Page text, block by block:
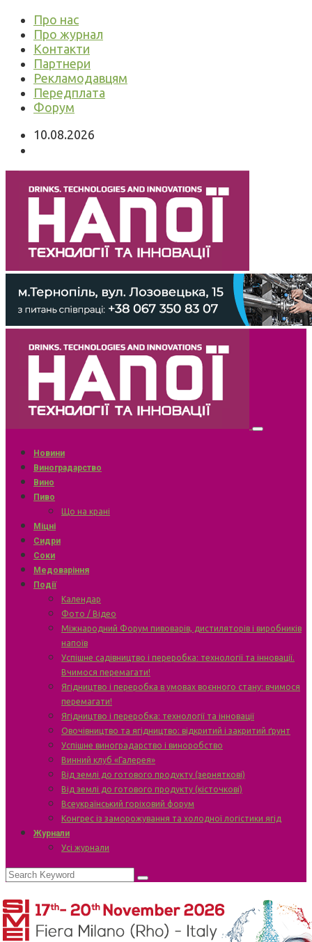
Про нас
Про журнал
Контакти
Партнери
Рекламодавцям
Передплата
Форум
10.08.2026
Новини
Виноградарство
Вино
Пиво
Що на крані
Міцні
Сидри
Соки
Медоваріння
Події
Календар
Фото / Відео
Міжнародний Форум пивоварів, дистиляторів і виробників
напоїв
Успішне садівництво і переробка: технології та інновації.
Вчимося перемагати!
Ягідництво і переробка в умовах воєнного стану: вчимося
перемагати!
Ягідництво і переробка: технології та інновації
Овочівництво та ягідництво: відкритий і закритий ґрунт
Успішне виноградарство і виноробство
Винний клуб «Галерея»
Від землі до готового продукту (зерняткові)
Від землі до готового продукту (кісточкові)
Всеукраїнський горіховий форум
Конгрес із заморожування та холодної логістики ягід
Журнали
Усі журнали